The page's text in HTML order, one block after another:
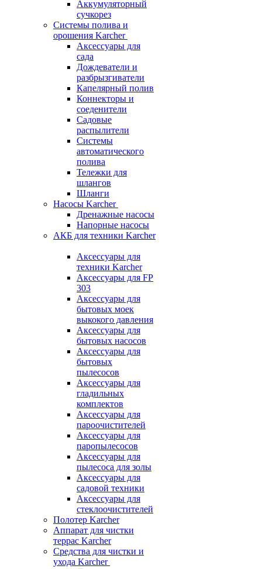
Аккумуляторный
сучкорез
Системы полива и
орошения Karcher
Аксессуары для
сада
Дождеватели и
разбрызгиватели
Капелярный полив
Коннекторы и
соеденители
Садовые
распылители
Системы
автоматического
полива
Тележки для
шлангов
Шланги
Насосы Karcher
Дренажные насосы
Напорные насосы
АКБ для техники Karcher
Аксессуары для
техники Karcher
Аксессуары для FP
303
Аксессуары для
бытовых моек
выкокого давления
Аксессуары для
бытовых насосов
Аксессуары для
бытовых
пылесосов
Аксессуары для
гладильных
комплектов
Аксессуары для
пароочистителей
Аксессуары для
паропылесосов
Аксессуары для
пылесоса для золы
Аксессуары для
садовой техники
Аксессуары для
стеклоочистителей
Полотер Karcher
Аппарат для чистки
террас Karcher
Средства для чистки и
ухода Karcher